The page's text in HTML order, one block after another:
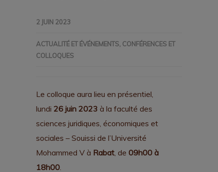
2 JUIN 2023
ACTUALITÉ ET ÉVÉNEMENTS CONFÉRENCES ET
COLLOQUES
Le colloque aura lieu en présentiel,
lundi 26 juin 2023 à la faculté des
sciences juridiques, économiques et
sociales – Souissi de l’Université
Mohammed V à Rabat, de 09h00 à
18h00.